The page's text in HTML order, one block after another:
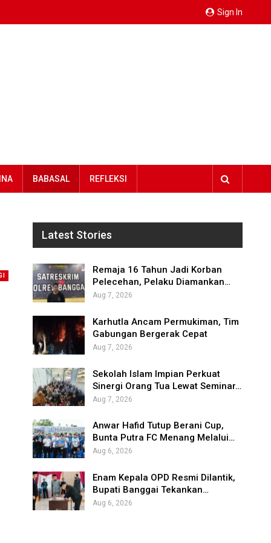
Sign In
BABASAL REFLEKSI
Latest Stories
Remaja 16 Tahun Jadi Korban
Pelecehan, Pelaku Diamankan…
Aug 7, 2026
Karhutla Ancam Permukiman, Tim
Gabungan Bergerak Cepat
Aug 7, 2026
Sekolah Islam Impian Perkuat
Sinergi Orang Tua Lewat Seminar…
Aug 7, 2026
Anwar Hafid Tutup Berani Cup,
Bunta Putra FC Menang Melalui…
Aug 6, 2026
Enam Kepala OPD Resmi Dilantik,
Bupati Banggai Tekankan…
Aug 6, 2026